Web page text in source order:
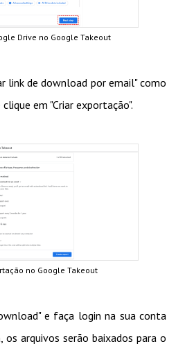
Drive no Google Takeout
link de download por email" como
em "Criar exportação".
no Google Takeout
e faça login na sua conta
os arquivos serão baixados para o